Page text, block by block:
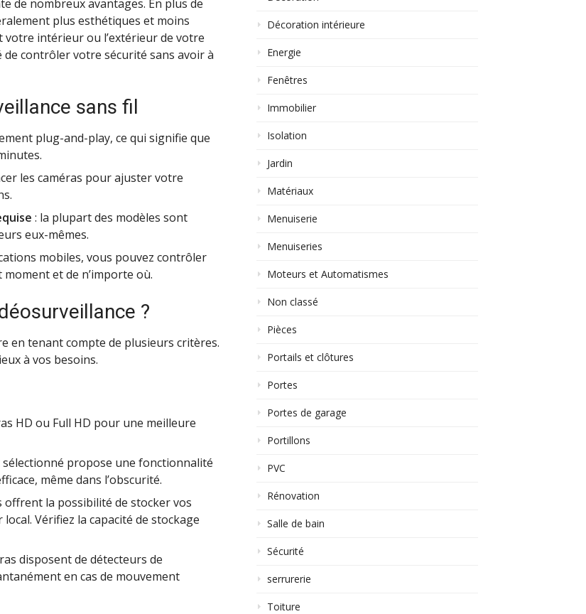
de nombreux avantages. En plus de
plus esthétiques et moins
votre intérieur ou l’extérieur de votre
contrôler votre sécurité sans avoir à
sans fil
plug-and-play, ce qui signifie que
les caméras pour ajuster votre
: la plupart des modèles sont
eux-mêmes.
mobiles, vous pouvez contrôler
et de n’importe où.
?
en tenant compte de plusieurs critères.
à vos besoins.
HD ou Full HD pour une meilleure
sélectionné propose une fonctionnalité
même dans l’obscurité.
offrent la possibilité de stocker vos
Vérifiez la capacité de stockage
disposent de détecteurs de
en cas de mouvement
Décoration intérieure
Energie
Fenêtres
Immobilier
Isolation
Jardin
Matériaux
Menuiserie
Menuiseries
Moteurs et Automatismes
Non classé
Pièces
Portails et clôtures
Portes
Portes de garage
Portillons
PVC
Rénovation
Salle de bain
Sécurité
serrurerie
Toiture